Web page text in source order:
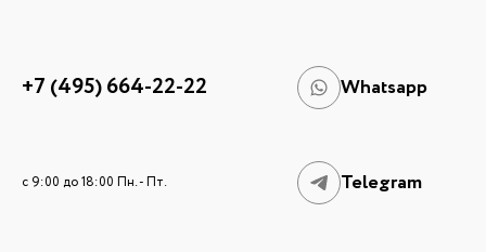
+7 (495) 664-22-22 Whatsapp
c 9:00 до 18:00 Пн. - Пт. Telegram